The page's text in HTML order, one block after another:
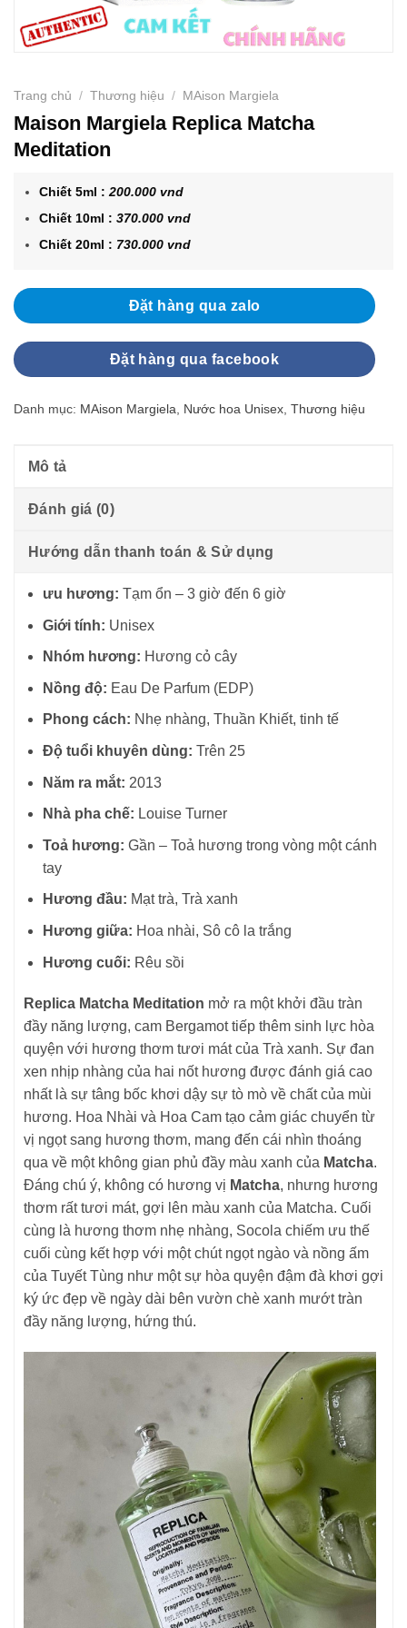
Trang chủ / Thương hiệu / MAison Margiela
Maison Margiela Replica Matcha
Meditation
Chiết 5ml :200.000 vnd
Chiết 10ml :370.000 vnd
Chiết 20ml : 730.000 vnd
Đặt hàng qua zalo
Đặt hàng qua facebook
Danh mục: MAison Margiela Nước hoa Unisex Thương hiệu
Mô tả
Đánh giá (0)
Hướng dẫn thanh toán & Sử dụng
ưu hương: Tạm ổn – 3 giờ đến 6 giờ
Giới tính: Unisex
Nhóm hương: Hương cỏ cây
Nồng độ: Eau De Parfum (EDP)
Phong cách: Nhẹ nhàng, Thuần Khiết, tinh tế
Độ tuổi khuyên dùng: Trên 25
Năm ra mắt: 2013
Nhà pha chế: Louise Turner
Toả hương: Gần – Toả hương trong vòng một cánh
tay
Hương đầu: Mạt trà, Trà xanh
Hương giữa: Hoa nhài, Sô cô la trắng
Hương cuối: Rêu sồi
Replica Matcha Meditation mở ra một khởi đầu tràn
đầy năng lượng, cam Bergamot tiếp thêm sinh lực hòa
quyện với hương thơm tươi mát của Trà xanh. Sự đan
xen nhịp nhàng của hai nốt hương được đánh giá cao
nhất là sự tâng bốc khơi dậy sự tò mò về chất của mùi
hương. Hoa Nhài và Hoa Cam tạo cảm giác chuyển từ
vị ngọt sang hương thơm, mang đến cái nhìn thoáng
qua về một không gian phủ đầy màu xanh của Matcha.
Đáng chú ý, không có hương vị Matcha, nhưng hương
thơm rất tươi mát, gợi lên màu xanh của Matcha. Cuối
cùng là hương thơm nhẹ nhàng, Socola chiếm ưu thế
cuối cùng kết hợp với một chút ngọt ngào và nồng ấm
của Tuyết Tùng như một sự hòa quyện đậm đà khơi gợi
ký ức đẹp về ngày dài bên vườn chè xanh mướt tràn
đầy năng lượng, hứng thú.